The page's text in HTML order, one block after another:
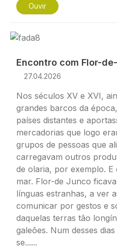
Ouvir
Imagem
Encontro com Flor-
27.04.2026
Nos séculos XV e XVI,
grandes barcos da
países distantes e
mercadorias que logo
grupos de pessoas que
carregavam outros
de olaria, por exemplo. E
mar. Flor-de Junco
línguas estranhas, a ver
comunicar por gestos e
daquelas terras tão
galeões. Num desses
se......